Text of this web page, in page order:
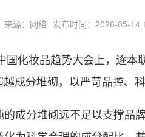
来源：网络 发布时间：2026-05-14
国化妆品趋势大会上，逐
成分堆砌，以严苛品控、
成分堆砌远不足以支撑品